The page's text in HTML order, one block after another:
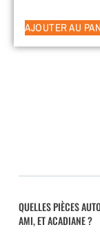
AJOUTER AU
QUELLES PIÈCES
AMI, ET ACADIANE ?